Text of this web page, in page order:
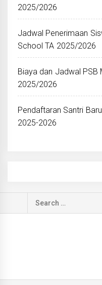
2025/2026
Jadwal Penerimaan
School TA 2025/2026
Biaya dan Jadwal PSB
2025/2026
Pendaftaran Santri
2025-2026
Search